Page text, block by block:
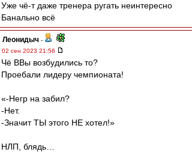
Уже чё-т даже тренера ругать неинтересно
Банально всё
Леонидыч -
02 сен 2023 21:56
Чё ВВы возбудились то?
Проебали лидеру чемпионата!
«-Негр на забил?
-Нет.
-Значит ТЫ этого НЕ хотел!»
НЛП, блядь…